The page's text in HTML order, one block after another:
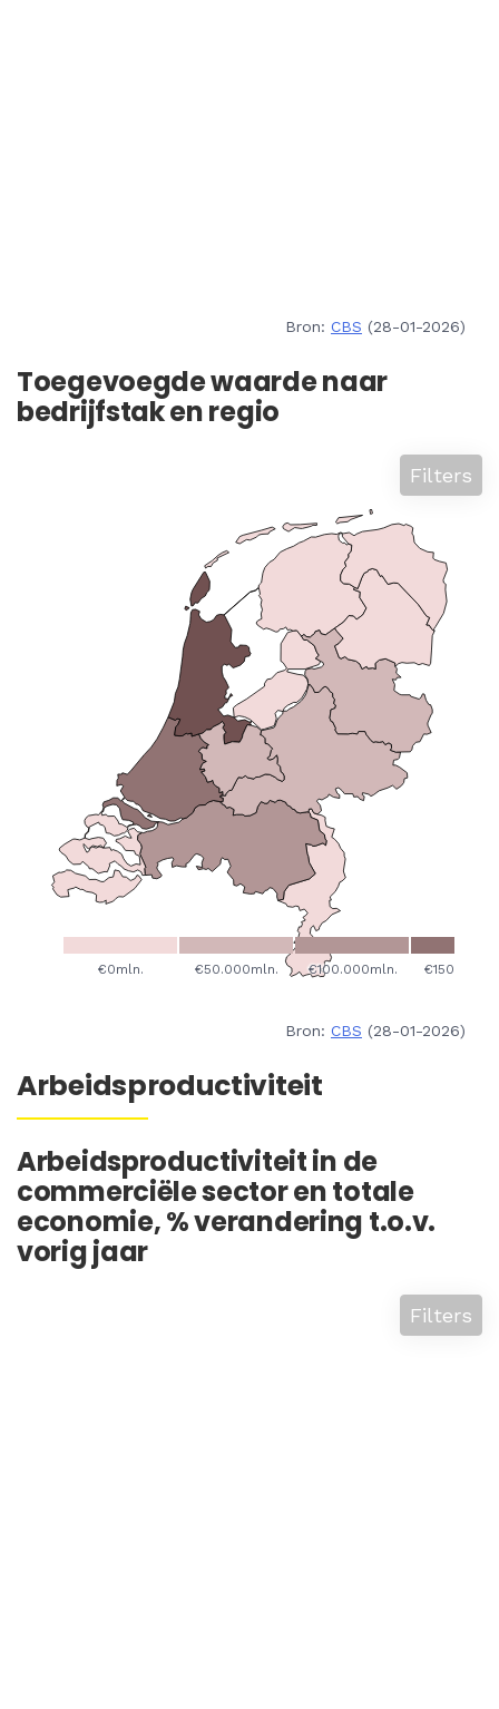
Bron: CBS (28-01-2026)
Toegevoegde waarde naar
bedrijfstak en regio
Filters
Bron: CBS (28-01-2026)
Arbeidsproductiviteit
Arbeidsproductiviteit in de
commerciële sector en totale
economie, % verandering t.o.v.
vorig jaar
Filters